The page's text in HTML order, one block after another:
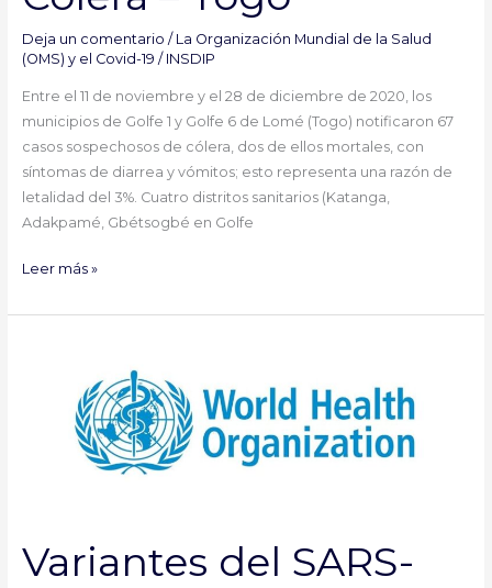
Deja un comentario / La Organización Mundial de la Salud
(OMS) y el Covid-19 / INSDIP
Entre el 11 de noviembre y el 28 de diciembre de 2020, los
municipios de Golfe 1 y Golfe 6 de Lomé (Togo) notificaron 67
casos sospechosos de cólera, dos de ellos mortales, con
síntomas de diarrea y vómitos; esto representa una razón de
letalidad del 3%. Cuatro distritos sanitarios (Katanga,
Adakpamé, Gbétsogbé en Golfe
Leer más »
Variantes del SARS-